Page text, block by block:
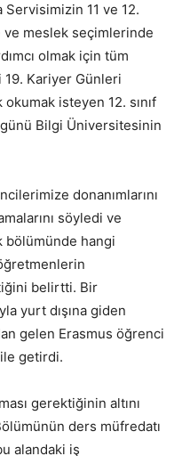
11 ve 12.
ve meslek seçimlerinde
olmak için tüm
Kariyer Günleri
isteyen 12. sınıf
Bilgi Üniversitesinin
donanımlarını
söyledi ve
hangi
belirtti. Bir
yurt dışına giden
gelen Erasmus öğrenci
getirdi.
gerektiğinin altını
ders müfredatı
alandaki iş